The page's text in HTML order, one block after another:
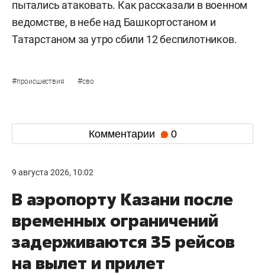
пытались атаковать. Как рассказали в военном
ведомстве, в небе над Башкортостаном и
Татарстаном за утро сбили 12 беспилотников.
#происшествия #сво
Комментарии 0
9 августа 2026, 10:02
В аэропорту Казани после
временных ограничений
задерживаются 35 рейсов
на вылет и прилет